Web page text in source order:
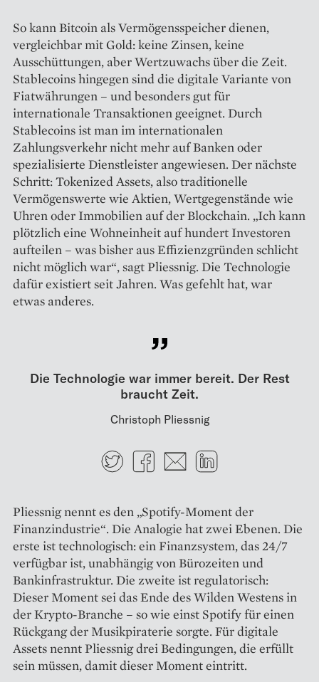
So kann Bitcoin als Vermögensspeicher dienen,
vergleichbar mit Gold: keine Zinsen, keine
Ausschüttungen, aber Wertzuwachs über die Zeit.
Stablecoins hingegen sind die digitale Variante von
Fiatwährungen – und besonders gut für
internationale Transaktionen geeignet. Durch
Stablecoins ist man im internationalen
Zahlungsverkehr nicht mehr auf Banken oder
spezialisierte Dienstleister angewiesen. Der nächste
Schritt: Tokenized Assets, also traditionelle
Vermögenswerte wie Aktien, Wertgegenstände wie
Uhren oder Immobilien auf der Blockchain. „Ich kann
plötzlich eine Wohneinheit auf hundert Investoren
aufteilen – was bisher aus Effizienzgründen schlicht
nicht möglich war“, sagt Pliessnig. Die Technologie
dafür existiert seit Jahren. Was gefehlt hat, war
etwas anderes.
Die Technologie war immer bereit. Der Rest
braucht Zeit.
Christoph Pliessnig
TwitterFacebook
E-mail
Pliessnig nennt es den „Spotify-Moment der
Finanzindustrie“. Die Analogie hat zwei Ebenen. Die
erste ist technologisch: ein Finanzsystem, das 24/7
verfügbar ist, unabhängig von Bürozeiten und
Bankinfrastruktur. Die zweite ist regulatorisch:
Dieser Moment sei das Ende des Wilden Westens in
der Krypto-Branche – so wie einst Spotify für einen
Rückgang der Musikpiraterie sorgte. Für digitale
Assets nennt Pliessnig drei Bedingungen, die erfüllt
sein müssen, damit dieser Moment eintritt.